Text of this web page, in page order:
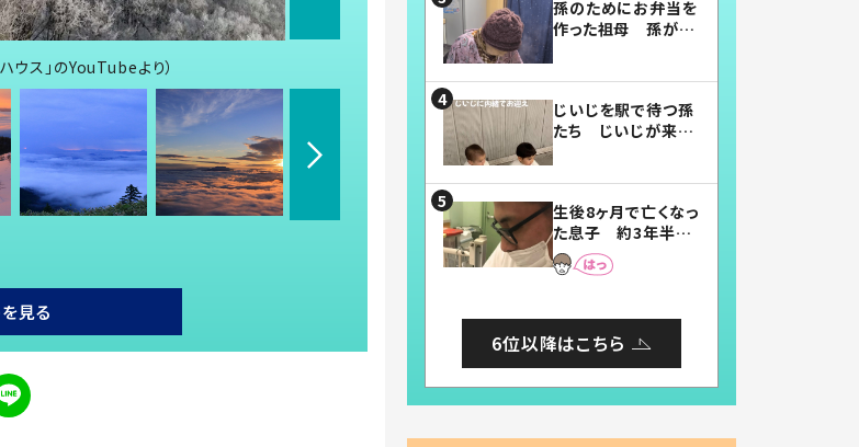
ス」のYouTubeより）
見る
孫のためにお弁当を
作った祖母 孫が絶
じいじを駅で待つ孫
たち じいじが来た
まらない」「幸せにな
れる」
生後8ヶ月で亡くなっ
た息子 約3年半
後、当時の妻の日記
に書いてあった本音
6位以降はこちら